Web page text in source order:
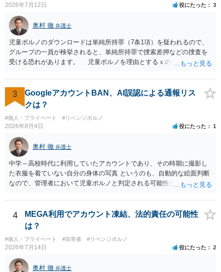
2026年7月12日 役にたった 3
奥村 徹 弁護士
児童ポルノのダウンロードは単純所持罪（7条1項）を疑われるので、
グループの一員が検挙されると、単純所持罪で捜索差押などの捜査を
受ける恐れがあります。 児童ポルノを理由とするｘのアカウント凍
は珍しくない）、これも捜索差押を受けるおそれがあります
3
GoogleアカウントBAN、AI誤認による通報リス
クは？
#個人・プライベート #リベンジポルノ
2026年8月4日 役にたった 1
奥村 徹 弁護士
中学～高校時代に利用していたアカウントであり、その時期に撮影し
た衣服を着ていない自分の身体の写真 というのも、自動的な絵面判断
なので、管理者において児童ポルノと判定される可能性があります。
4
MEGA利用でアカウント凍結、法的責任の可能性
は？
#個人・プライベート #加害者 #リベンジポルノ
2026年7月14日 役にたった 2
奥村 徹 弁護士